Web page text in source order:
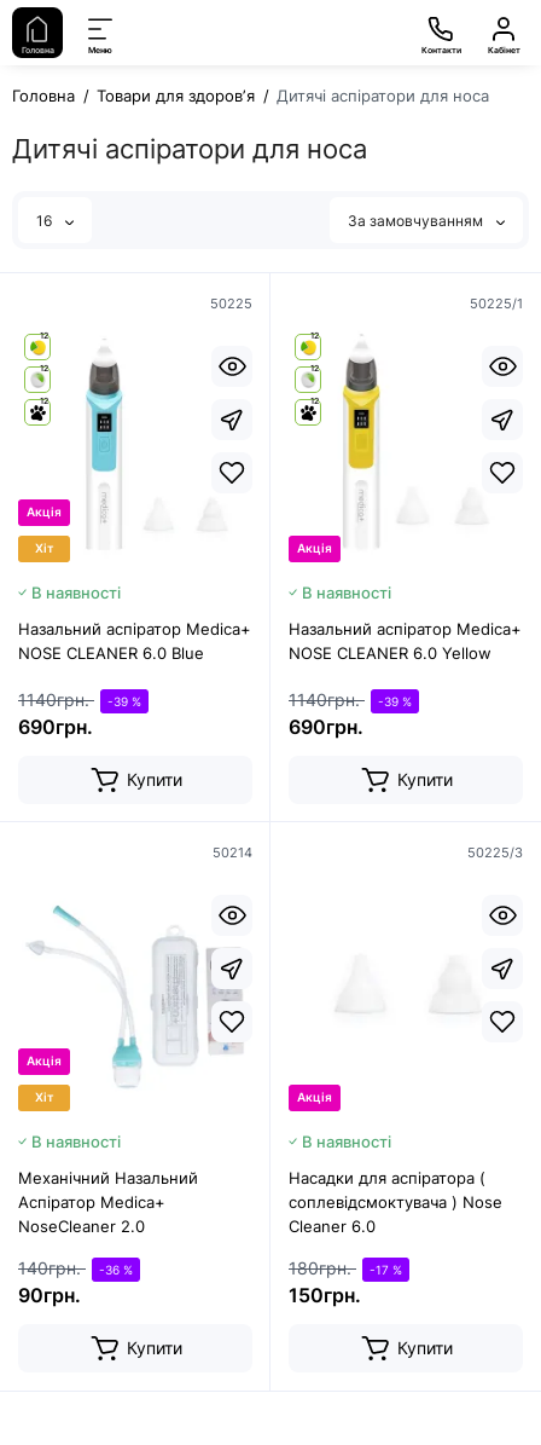
Головна Меню Контакти Кабінет
Головна Товари для здоровʼя Дитячі аспіратори для носа
Дитячі аспіратори для носа
16 За замовчуванням
50225
12
12
12
Акція
Хіт
В наявності
Назальний аспіратор Medica+
NOSE CLEANER 6.0 Blue
1140грн. -39 %
690грн.
Купити
50225/1
12
12
12
Акція
В наявності
Назальний аспіратор Medica+
NOSE CLEANER 6.0 Yellow
1140грн. -39 %
690грн.
Купити
50214
Акція
Хіт
В наявності
Механічний Назальний
Аспіратор Medica+
NoseCleaner 2.0
140грн. -36 %
90грн.
Купити
50225/3
Акція
В наявності
Насадки для аспіратора (
соплевідсмоктувача ) Nose
Cleaner 6.0
180грн. -17 %
150грн.
Купити